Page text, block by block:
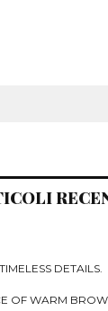
DETAILS.
OF WARM